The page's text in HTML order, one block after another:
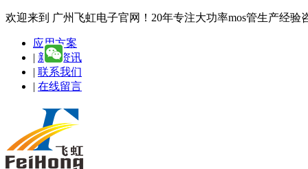
欢迎来到 广州飞虹电子官网！20年专注大功率mos管生产经验
应用方案
| 新闻资讯
| 联系我们
| 在线留言